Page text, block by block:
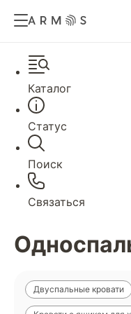
Каталог
Статус
Поиск
Связаться
Двуспальные кровати